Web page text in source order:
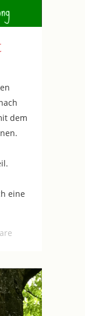
dem
eine